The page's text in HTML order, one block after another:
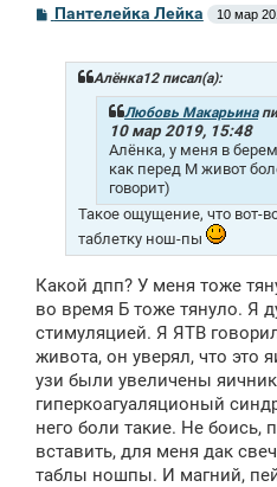
С
о
Пантелейка Лейка 10 мар
Алёнка12 писал(а):
Любовь Макарьина
10 мар 2019, 15:48
Алёнка, у меня в
как перед М живот
говорит)
Такое ощущение, что вот-
таблетку нош-пы
Какой дпп? У меня тоже
во время Б тоже тянуло. Я
стимуляцией. Я ЯТВ
живота, он уверял, что это
узи были увеличены
гиперкоагуаляционый
него боли такие. Не боись,
вставить, для меня дак
таблы ношпы. И магний,